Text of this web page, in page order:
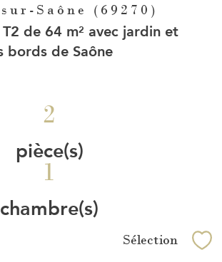
Saône (69270)
de 64 m² avec jardin et
bords de Saône
2
pièce(s)
1
chambre(s)
Sélection